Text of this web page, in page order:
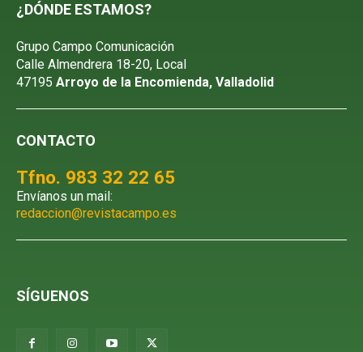
¿DÓNDE ESTAMOS?
Grupo Campo Comunicación
Calle Almendrera 18-20, Local
47195 Arroyo de la Encomienda, Valladolid
CONTACTO
Tfno. 983 32 22 65
Envíanos un mail:
redaccion@revistacampo.es
SÍGUENOS